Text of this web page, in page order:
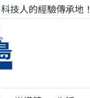
科技人的經驗傳承地